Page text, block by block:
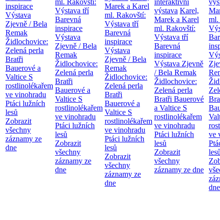
inspirace
Výstava
Zjevně / Bela
Remak
Židlochovice:
Zelená perla
Bratři
Bauerové a
Valtice S
rostlinolékařem
ve vinohradu
Ptáci lužních
lesů
Zobrazit
všechny
záznamy ze
dne
ml. Rakovští:
Výstava tří
Barevná
inspirace
Výstava
Zjevně / Bela
Remak
Židlochovice:
Zelená perla
Bratři
Bauerové a
Valtice S
rostlinolékařem
ve vinohradu
Ptáci lužních
lesů
Zobrazit
všechny
záznamy ze
dne
Marek a Karel
ml. Rakovští:
Výstava tří
Barevná
inspirace
Výstava
Zjevně / Bela
Remak
Židlochovice:
Zelená perla
Bratři
Bauerové a
Valtice S
rostlinolékařem
ve vinohradu
Ptáci lužních
lesů
Zobrazit
všechny
záznamy ze
dne
interaktivní
výstava Karel,
Marek a Karel
ml. Rakovští:
Výstava tří
Barevná
inspirace
Výstava Zjevně
/ Bela Remak
Židlochovice:
Zelená perla
Bratři Bauerové
a Valtice S
rostlinolékařem
ve vinohradu
Ptáci lužních
lesů
Zobrazit
všechny
záznamy ze dne
ml.
ve
dne